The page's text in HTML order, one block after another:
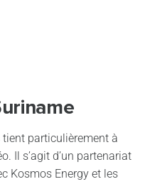
particulièrement à
Il s’agit d’un partenariat
Kosmos Energy et les